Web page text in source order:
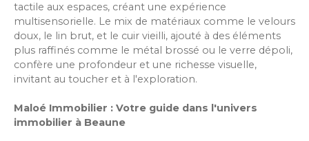
tactile aux espaces, créant une expérience
multisensorielle. Le mix de matériaux comme le velours
doux, le lin brut, et le cuir vieilli, ajouté à des éléments
plus raffinés comme le métal brossé ou le verre dépoli,
confère une profondeur et une richesse visuelle,
invitant au toucher et à l'exploration.
Maloé Immobilier : Votre guide dans l'univers
immobilier à Beaune